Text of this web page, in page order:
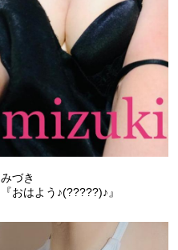
みづき
『おはよう♪(?????)♪』